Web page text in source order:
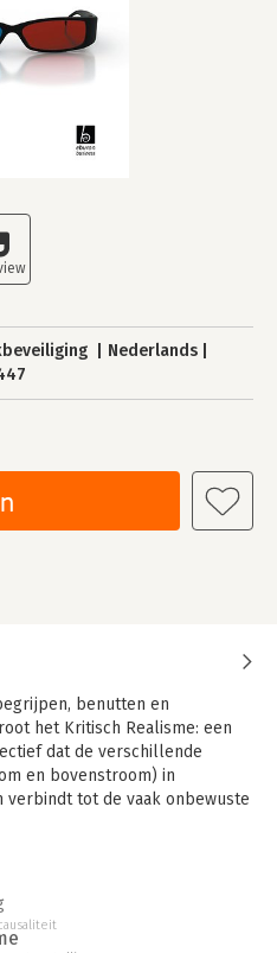
Nederlands
benutten en
het Kritisch Realisme: een
dat de verschillende
en bovenstroom) in
tot de vaak onbewuste
de empirische, de 'feitelijke'
onderscheiden en
de introductie van context-